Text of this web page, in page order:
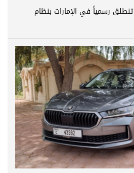
سوزوكي أكروس 2026 تنطلق رسمياً في الإمارات بنظام